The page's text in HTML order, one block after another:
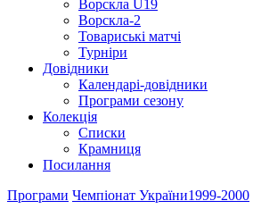
Ворскла U19
Ворскла-2
Товариські матчі
Турніри
Довідники
Календарі-довідники
Програми сезону
Колекція
Списки
Крамниця
Посилання
Програми Чемпіонат України1999-2000